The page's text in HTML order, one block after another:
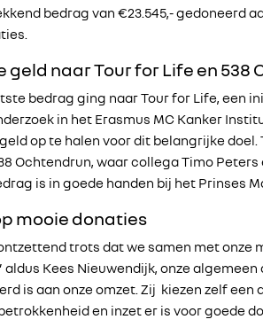
bedrag van €23.545,- gedoneerd
geld naar Tour for Life en 538
bedrag ging naar Tour for Life, een
in het Erasmus MC Kanker
op te halen voor dit belangrijke doel.
Ochtendrun, waar collega Timo
is in goede handen bij het Prinses
mooie donaties
trots dat we samen met
aldus Kees Nieuwendijk, onze
is aan onze omzet. Zij kiezen zelf een
en inzet er is voor goede